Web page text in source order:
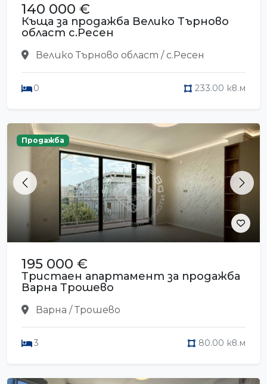
140 000 €
Къща за продажба Велико Търново
област с.Ресен
Велико Търново област / с.Ресен
0 233.00 кв.м
Previous Next
Продажба
195 000 €
Тристаен апартамент за продажба
Варна Трошево
Варна / Трошево
3 80.00 кв.м